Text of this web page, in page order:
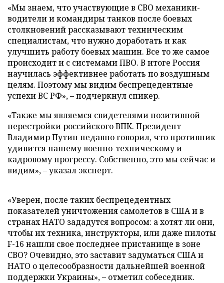
«Мы знаем, что участвующие в СВО механики-
водители и командиры танков после боевых
столкновений рассказывают техническим
специалистам, что нужно доработать и как
улучшить работу боевых машин. Все то же самое
происходит и с системами ПВО. В итоге Россия
научилась эффективнее работать по воздушным
целям. Поэтому мы видим беспрецедентные
успехи ВС РФ», – подчеркнул спикер.
«Также мы являемся свидетелями позитивной
перестройки российского ВПК. Президент
Владимир Путин недавно говорил, что противник
удивится нашему военно-техническому и
кадровому прогрессу. Собственно, это мы сейчас и
видим», – указал эксперт.
«Уверен, после таких беспрецедентных
показателей уничтожения самолетов в США и в
странах НАТО зададутся вопросом: а хотят ли они,
чтобы их техника, инструкторы, или даже пилоты
F-16 нашли свое последнее пристанище в зоне
СВО? Очевидно, это заставит задуматься США и
НАТО о целесообразности дальнейшей военной
поддержки Украины», – отметил собеседник.